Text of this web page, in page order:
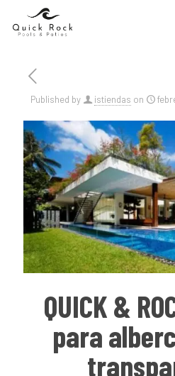
Published by istiendas on
QUICK &
para